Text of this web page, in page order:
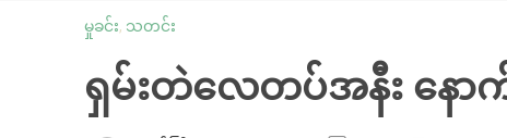
မှုခင်း, သတင်း
ရှမ်းတဲလေတပ်အနီး နော